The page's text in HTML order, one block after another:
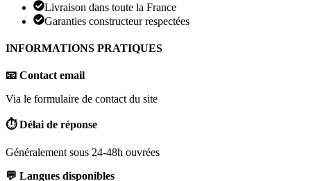
Livraison dans toute la France
Garanties constructeur respectées
INFORMATIONS PRATIQUES
📧 Contact email
Via le formulaire de contact du site
⏱️ Délai de réponse
Généralement sous 24-48h ouvrées
💬 Langues disponibles